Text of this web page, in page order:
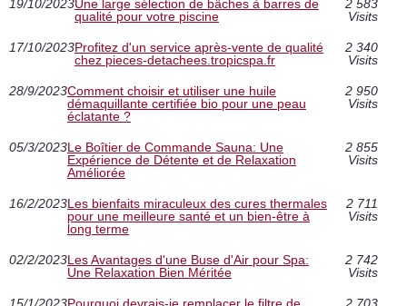
19/10/2023Une large sélection de bâches à barres de
qualité pour votre piscine
2 583
Visits
17/10/2023Profitez d'un service après-vente de qualité
chez pieces-detachees.tropicspa.fr
2 340
Visits
28/9/2023Comment choisir et utiliser une huile
démaquillante certifiée bio pour une peau
éclatante ?
2 950
Visits
05/3/2023Le Boîtier de Commande Sauna: Une
Expérience de Détente et de Relaxation
Améliorée
2 855
Visits
16/2/2023Les bienfaits miraculeux des cures thermales
pour une meilleure santé et un bien-être à
long terme
2 711
Visits
02/2/2023Les Avantages d'une Buse d'Air pour Spa:
Une Relaxation Bien Méritée
2 742
Visits
15/1/2023Pourquoi devrais-je remplacer le filtre de
2 703